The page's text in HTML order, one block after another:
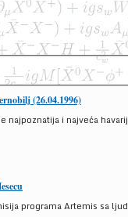
(26.04.1996)
najpoznatija i najveća
programa Artemis sa